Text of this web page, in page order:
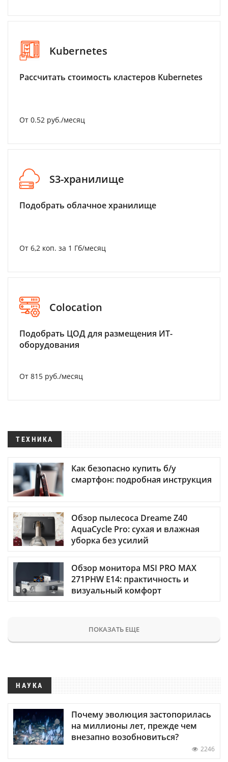
Kubernetes
Рассчитать стоимость кластеров Kubernetes
От 0.52 руб./месяц
S3-хранилище
Подобрать облачное хранилище
От 6,2 коп. за 1 Гб/месяц
Colocation
Подобрать ЦОД для размещения ИТ-
оборудования
От 815 руб./месяц
ТЕХНИКА
Как безопасно купить б/у
смартфон: подробная инструкция
Обзор пылесоса Dreame Z40
AquaCycle Pro: сухая и влажная
уборка без усилий
Обзор монитора MSI PRO MAX
271PHW E14: практичность и
визуальный комфорт
ПОКАЗАТЬ ЕЩЕ
НАУКА
Почему эволюция застопорилась
на миллионы лет, прежде чем
внезапно возобновиться?
2246